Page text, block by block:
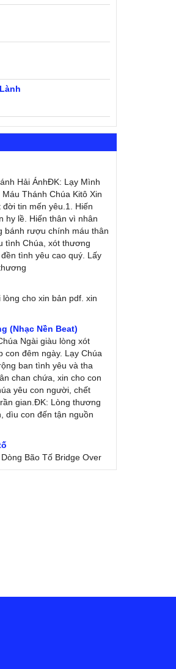
Hải ÁnhĐK: Lạy Mình
Thánh Chúa Kitô Xin
tin mến yêu.1. Hiến
hy lề. Hiến thân vì nhân
bánh rượu chính máu thân
tình Chúa, xót thương
tình yêu cao quý. Lấy
lòng cho xin bản pdf. xin
(Nhạc Nền Beat)
Ngài giàu lòng xót
con đêm ngày. Lạy Chúa
ban tình yêu và tha
chan chứa, xin cho con
yêu con người, chết
gian.ĐK: Lòng thương
dìu con đến tận nguồn
Bão Tố Bridge Over
(Released